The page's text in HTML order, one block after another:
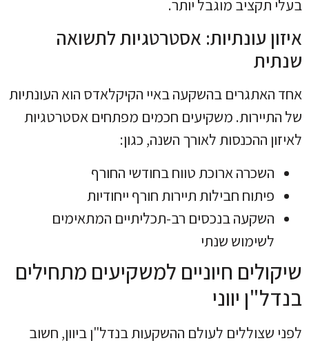
בעלי תקציב מוגבל יותר.
איזון עונתיות: אסטרטגיות לתשואה
שנתית
אחד האתגרים בהשקעה באיי הקיקלאדס הוא העונתיות
של התיירות. משקיעים חכמים מפתחים אסטרטגיות
לאיזון ההכנסות לאורך השנה, כגון:
השכרה ארוכת טווח בחודשי החורף
פיתוח חבילות תיירות חורף ייחודיות
השקעה בנכסים רב-תכליתיים המתאימים
לשימוש שנתי
שיקולים חיוניים למשקיעים מתחילים
בנדל"ן יווני
לפני שצוללים לעולם ההשקעות בנדל"ן ביוון, חשוב